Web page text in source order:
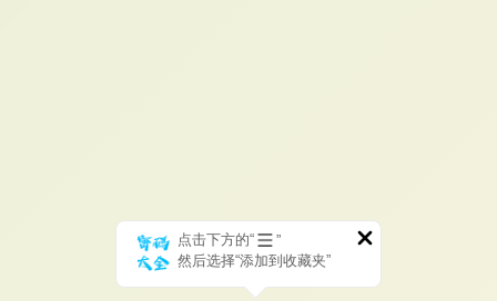
点击下方的“
”
然后选择“添加到收藏夹”